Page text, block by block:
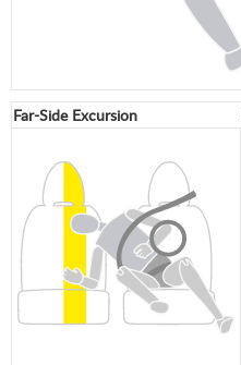
Far-Side Excursion